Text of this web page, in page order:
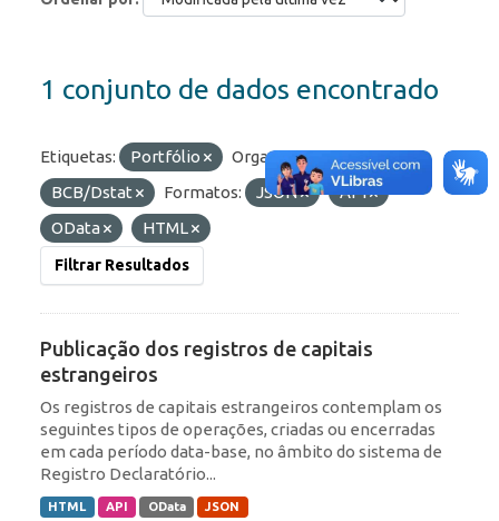
1 conjunto de dados encontrado
Etiquetas: Portfólio
Organizações:
BCB/Dstat
Formatos: JSON
API
OData
HTML
Filtrar Resultados
Publicação dos registros de capitais
estrangeiros
Os registros de capitais estrangeiros contemplam os
seguintes tipos de operações, criadas ou encerradas
em cada período data-base, no âmbito do sistema de
Registro Declaratório...
HTML API OData JSON